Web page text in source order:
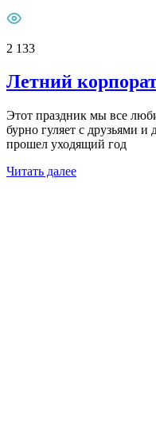
2 133
Летний
Этот праздник мы все
бурно гуляет с друзьями и
прошел уходящий год
Читать далее